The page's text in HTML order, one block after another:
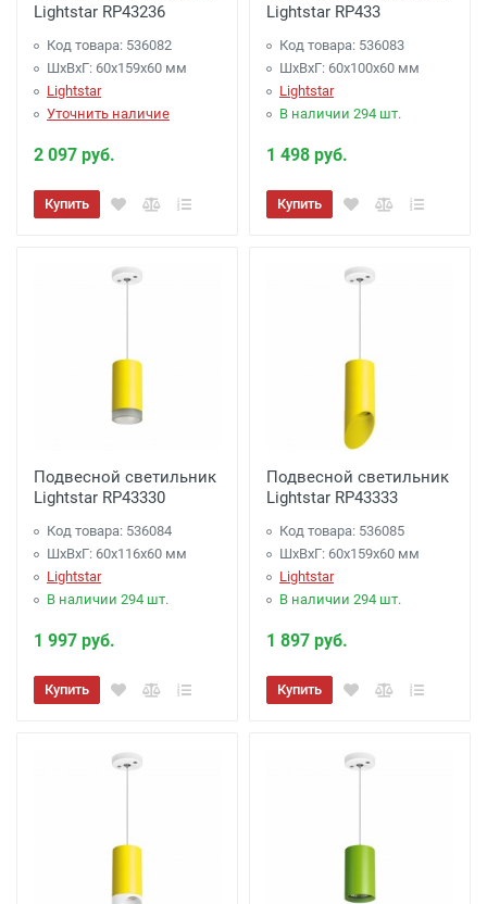
Lightstar RP43236
Код товара: 536082
ШхВхГ: 60x159x60 мм
Lightstar
Уточнить наличие
2 097 руб.
Купить
Lightstar RP433
Код товара: 536083
ШхВхГ: 60x100x60 мм
Lightstar
В наличии 294 шт.
1 498 руб.
Купить
Подвесной светильник
Lightstar RP43330
Код товара: 536084
ШхВхГ: 60x116x60 мм
Lightstar
В наличии 294 шт.
1 997 руб.
Купить
Подвесной светильник
Lightstar RP43333
Код товара: 536085
ШхВхГ: 60x159x60 мм
Lightstar
В наличии 294 шт.
1 897 руб.
Купить